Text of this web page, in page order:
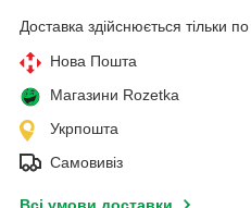
Доставка здійснюється тільки
Нова Пошта
Магазини Rozetka
Укрпошта
Самовивіз
Всі умови доставки